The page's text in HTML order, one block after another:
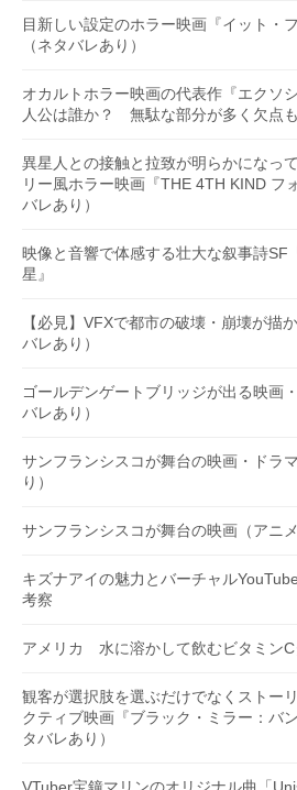
目新しい設定のホラー映画『イット・
（ネタバレあり）
オカルトホラー映画の代表作『エク
人公は誰か？ 無駄な部分が多く欠点
異星人との接触と拉致が明らかになっ
リー風ホラー映画『THE 4TH KIND フ
バレあり）
映像と音響で体感する壮大な叙事詩SF
星』
【必見】VFXで都市の破壊・崩壊が
バレあり）
ゴールデンゲートブリッジが出る映画
バレあり）
サンフランシスコが舞台の映画・ドラ
り）
サンフランシスコが舞台の映画（アニ
キズナアイの魅力とバーチャル
考察
アメリカ 水に溶かして飲むビタミンC
観客が選択肢を選ぶだけでなくストー
クティブ映画『ブラック・ミラー：バ
タバレあり）